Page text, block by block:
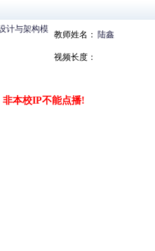
计与架构模
教师姓名： 陆鑫
视频长度：
非本校IP不能点播!